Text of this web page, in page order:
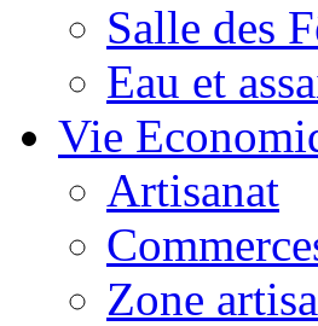
Salle des
Eau et
Vie
Artisanat
Zone